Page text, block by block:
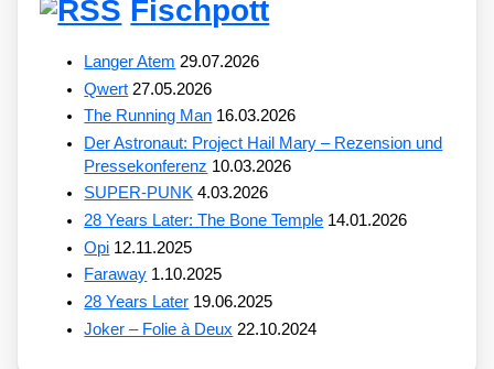
Fischpott
Langer Atem 29.07.2026
Qwert 27.05.2026
The Running Man 16.03.2026
Der Astronaut: Project Hail Mary – Rezension und
Pressekonferenz 10.03.2026
SUPER-PUNK 4.03.2026
28 Years Later: The Bone Temple 14.01.2026
Opi 12.11.2025
Faraway 1.10.2025
28 Years Later 19.06.2025
Joker – Folie à Deux 22.10.2024